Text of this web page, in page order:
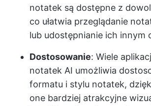
notatek są dostępne z
co ułatwia przeglądanie
lub udostępnianie ich innym
Dostosowanie: Wiele
notatek AI umożliwia
formatu i stylu notatek,
one bardziej atrakcyjne